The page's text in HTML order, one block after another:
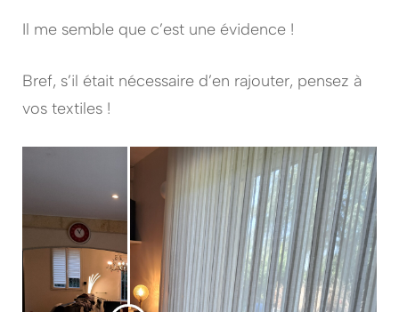
Il me semble que c’est une évidence !
Bref, s’il était nécessaire d’en rajouter, pensez à
vos textiles !